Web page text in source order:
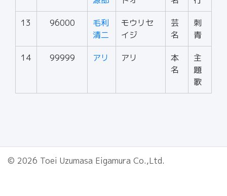
13 96000
毛利
清二
モウリセ
イジ
芸
名
刺
青
14 99999 アリ アリ
本
名
主
題
歌
© 2026 Toei Uzumasa Eigamura Co.,Ltd.